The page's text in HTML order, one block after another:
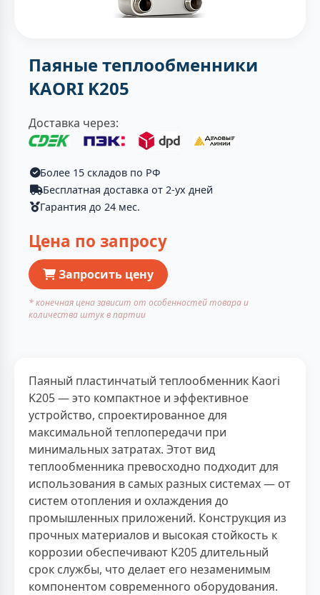
Паяные теплообменники
KAORI K205
Доставка через:
Более 15 складов по РФ
Бесплатная доставка от 2-ух дней
Гарантия до 24 мес.
Цена по запросу
Запросить цену
* конечная цена зависит от особенностей товара и
количества штук в партии
Паяный пластинчатый теплообменник Kaori
K205 — это компактное и эффективное
устройство, спроектированное для
максимальной теплопередачи при
минимальных затратах. Этот вид
теплообменника превосходно подходит для
использования в самых разных системах — от
систем отопления и охлаждения до
промышленных приложений. Конструкция из
прочных материалов и высокая стойкость к
коррозии обеспечивают K205 длительный
срок службы, что делает его незаменимым
компонентом современного оборудования.